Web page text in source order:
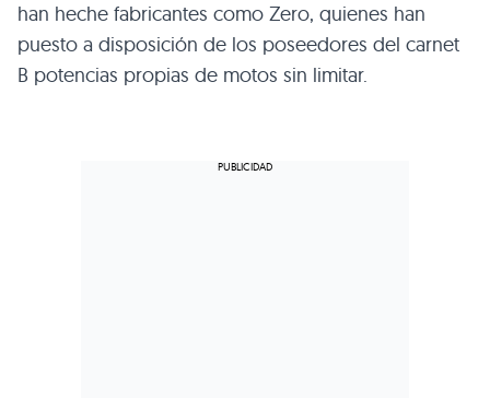
han heche fabricantes como Zero, quienes han
puesto a disposición de los poseedores del carnet
B potencias propias de motos sin limitar.